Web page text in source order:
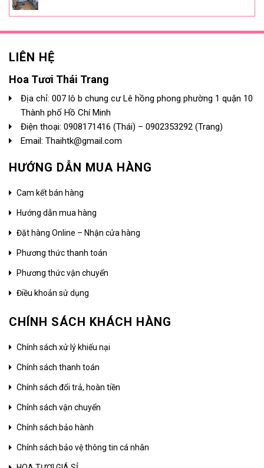
LIÊN HỆ
Hoa Tươi Thái Trang
Địa chỉ: 007 lô b chung cư Lê hồng phong phường 1 quận 10
Thành phố Hồ Chí Minh
Điện thoại: 0908171416 (Thái) – 0902353292 (Trang)
Email: Thaihtk@gmail.com
HƯỚNG DẪN MUA HÀNG
Cam kết bán hàng
Hướng dẫn mua hàng
Đặt hàng Online – Nhận cửa hàng
Phương thức thanh toán
Phương thức vận chuyển
Điều khoản sử dụng
CHÍNH SÁCH KHÁCH HÀNG
Chính sách xử lý khiếu nại
Chính sách thanh toán
Chính sách đổi trả, hoàn tiền
Chính sách vận chuyển
Chính sách bảo hành
Chính sách bảo vệ thông tin cá nhân